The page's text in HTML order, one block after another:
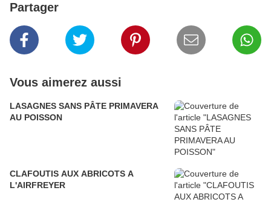
Partager
Vous aimerez aussi
LASAGNES SANS PÂTE PRIMAVERA
AU POISSON
CLAFOUTIS AUX ABRICOTS A
L'AIRFREYER